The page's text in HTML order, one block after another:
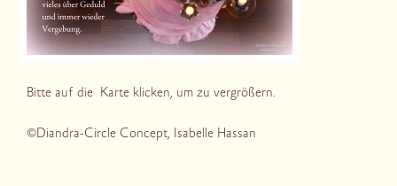
Bitte auf die Karte klicken, um zu vergrößern.
©Diandra-Circle Concept, Isabelle Hassan